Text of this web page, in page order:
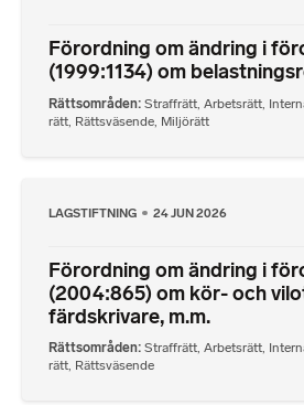
Förordning om ändring i
(1999:1134) om
Rättsområden Straffrätt Arbetsrätt
rätt Rättsväsende Miljörätt
LAGSTIFTNING 24 JUN 2026
Förordning om ändring i
(2004:865) om kör- och
färdskrivare, m.m.
Rättsområden Straffrätt, Arbetsrätt,
rätt, Rättsväsende